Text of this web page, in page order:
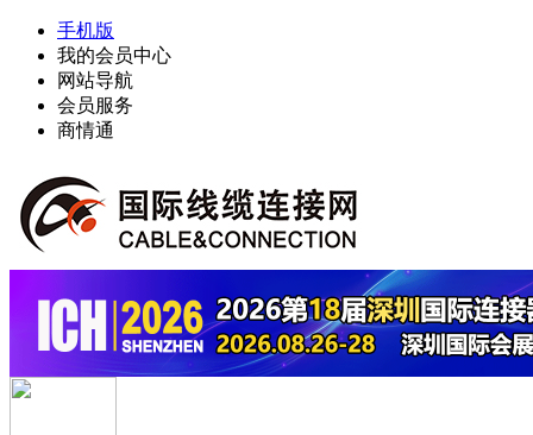
手机版
我的会员中心
网站导航
会员服务
商情通